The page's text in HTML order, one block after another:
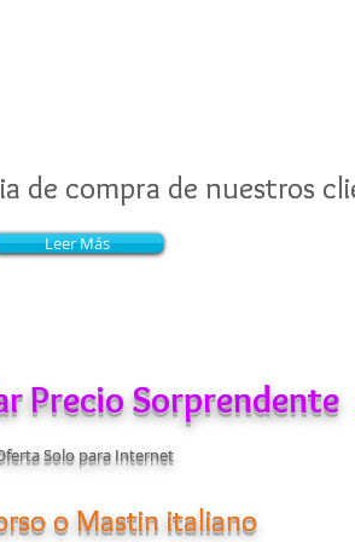
de compra de nuestros
Leer Más
de compra de nuestros
Leer Más
Precio Sorprendente
Solo para Internet
o Mastin italiano